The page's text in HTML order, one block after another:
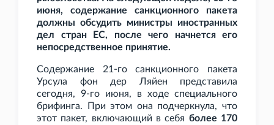
июня, содержание санкционного пакета
должны обсудить министры иностранных
дел стран ЕС, после чего начнется его
непосредственное принятие.
Содержание 21-го санкционного пакета
Урсула фон дер Ляйен представила
сегодня, 9-го июня, в ходе специального
брифинга. При этом она подчеркнула, что
этот пакет, включающий в себя более 170